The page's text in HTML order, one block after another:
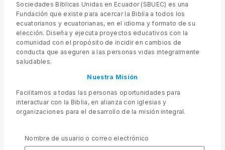
Sociedades Bíblicas Unidas en Ecuador (SBUEC) es una
Fundación que existe para acercar la Biblia a todos los
ecuatorianos y ecuatorianas, en el idioma y formato de su
elección. Diseña y ejecuta proyectos educativos con la
comunidad con el propósito de incidir en cambios de
conducta que aseguren a las personas vidas integralmente
saludables.
Nuestra Misión
Facilitamos a todas las personas oportunidades para
interactuar con la Biblia, en alianza con iglesias y
organizaciones para el desarrollo de la misión integral.
Soñamos con vidas transformadas de personas, familias y
Nombre de usuario o correo electrónico